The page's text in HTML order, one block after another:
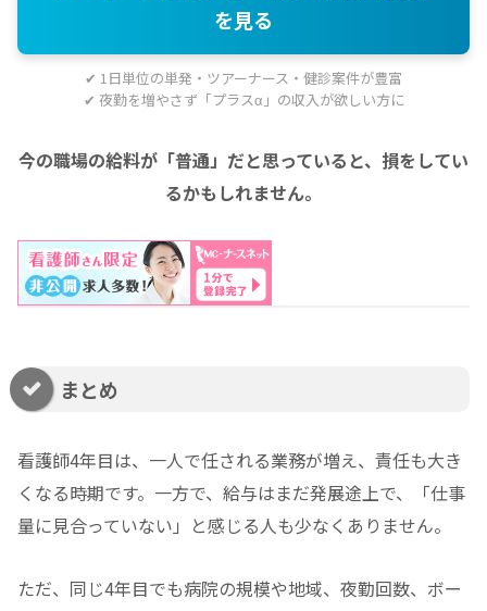
を見る
✔ 1日単位の単発・ツアーナース・健診案件が豊富
✔ 夜勤を増やさず「プラスα」の収入が欲しい方に
今の職場の給料が「普通」だと思っていると、損をしてい
るかもしれません。
まとめ
看護師4年目は、一人で任される業務が増え、責任も大き
くなる時期です。一方で、給与はまだ発展途上で、「仕事
量に見合っていない」と感じる人も少なくありません。
ただ、同じ4年目でも病院の規模や地域、夜勤回数、ボー